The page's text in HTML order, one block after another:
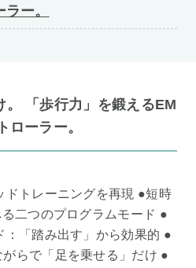
ー。
。 「歩行力」を鍛えるEM
ローラー。
ドトレーニングを再現 ●短時
二つのプログラムモード ●
：「踏み出す」から効果的 ●
がらで「足を乗せる」だけ ●